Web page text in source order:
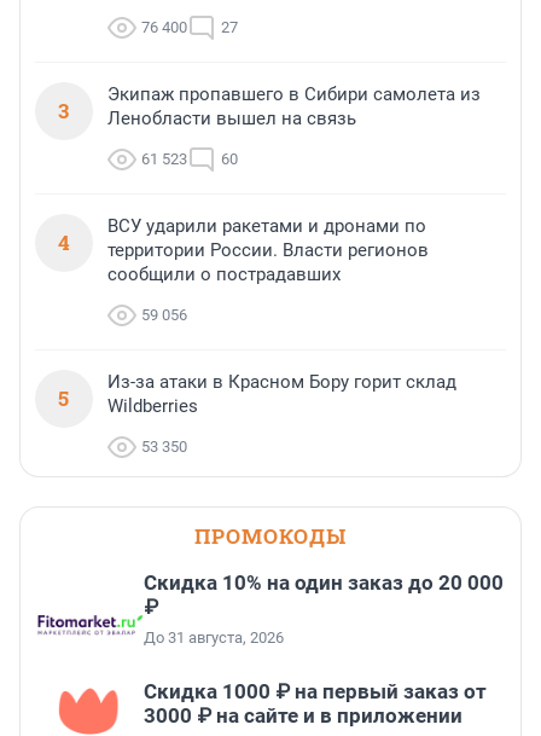
76 400 27
3
Экипаж пропавшего в Сибири самолета из
Ленобласти вышел на связь
61 523 60
4
ВСУ ударили ракетами и дронами по
территории России. Власти регионов
сообщили о пострадавших
59 056
5
Из-за атаки в Красном Бору горит склад
Wildberries
53 350
ПРОМОКОДЫ
Скидка 10% на один заказ до 20 000
₽
До 31 августа, 2026
Скидка 1000 ₽ на первый заказ от
3000 ₽ на сайте и в приложении